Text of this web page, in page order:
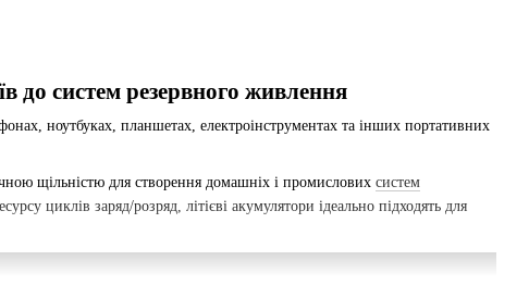
до систем резервного живлення
ноутбуках, планшетах, електроінструментах та інших портативних
щільністю для створення домашніх і промислових систем
циклів заряд/розряд, літієві акумулятори ідеально підходять для